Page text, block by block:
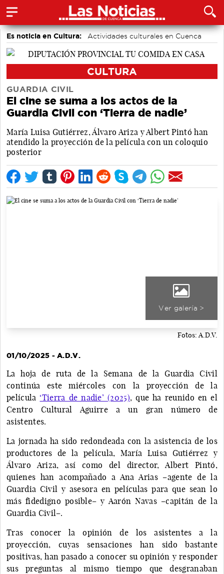
Es noticia en Cultura: Actividades culturales en Cuenca
CULTURA
GUARDIA CIVIL
El cine se suma a los actos de la
Guardia Civil con ‘Tierra de nadie’
María Luisa Gutiérrez, Álvaro Ariza y Albert Pintó han
atendido la proyección de la película con un coloquio
posterior
Ver galería >
Fotos: A.D.V.
01/10/2025 - A.D.V.
La hoja de ruta de la Semana de la Guardia Civil
continúa este miércoles con la proyección de la
película ‘Tierra de nadie’ (2025), que ha reunido en el
Centro Cultural Aguirre a un gran número de
asistentes.
La jornada ha sido redondeada con la asistencia de los
productores de la película, María Luisa Gutiérrez y
Álvaro Ariza, así como del director, Albert Pintó,
quienes han acompañado a Ana Arias –agente de la
Guardia Civil y asesora en películas para que sean lo
más fidedigno posible– y Aarón Navas –capitán de la
Guardia Civil–.
Tras conocer la opinión de los asistentes a la
proyección, cuyas sensaciones han sido bastante
positivas, han pasado a conocer su opinión y responder
sus preguntas al mismo tiempo que desgranaban